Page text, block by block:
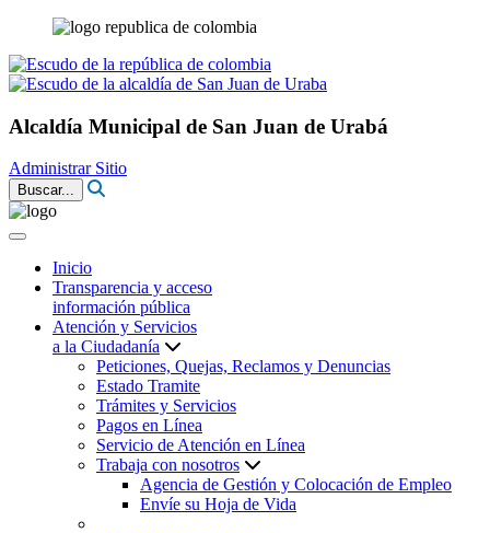
Alcaldía Municipal de San Juan de Urabá
Administrar Sitio
Buscar...
Inicio
Transparencia y acceso
información pública
Atención y Servicios
a la Ciudadanía
Peticiones, Quejas, Reclamos y Denuncias
Estado Tramite
Trámites y Servicios
Pagos en Línea
Servicio de Atención en Línea
Trabaja con nosotros
Agencia de Gestión y Colocación de Empleo
Envíe su Hoja de Vida